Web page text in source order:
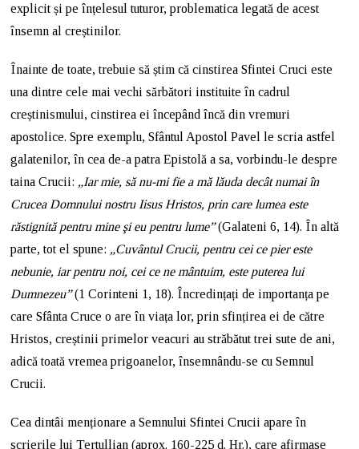
explicit și pe înțelesul tuturor, problematica legată de acest
însemn al creștinilor.
Înainte de toate, trebuie să știm că cinstirea Sfintei Cruci este
una dintre cele mai vechi sărbători instituite în cadrul
creștinismului, cinstirea ei începând încă din vremuri
apostolice. Spre exemplu, Sfântul Apostol Pavel le scria astfel
galatenilor, în cea de-a patra Epistolă a sa, vorbindu-le despre
taina Crucii: „Iar mie, să nu-mi fie a mă lăuda decât numai în
Crucea Domnului nostru Iisus Hristos, prin care lumea este
răstignită pentru mine şi eu pentru lume”(Galateni 6, 14). În altă
parte, tot el spune: „Cuvântul Crucii, pentru cei ce pier este
nebunie, iar pentru noi, cei ce ne mântuim, este puterea lui
Dumnezeu”(1 Corinteni 1, 18). Încredințați de importanța pe
care Sfânta Cruce o are în viața lor, prin sfințirea ei de către
Hristos, creștinii primelor veacuri au străbătut trei sute de ani,
adică toată vremea prigoanelor, însemnându-se cu Semnul
Crucii.
Cea dintâi menționare a Semnului Sfintei Crucii apare în
scrierile lui Tertullian (aprox. 160-225 d. Hr.), care afirmase